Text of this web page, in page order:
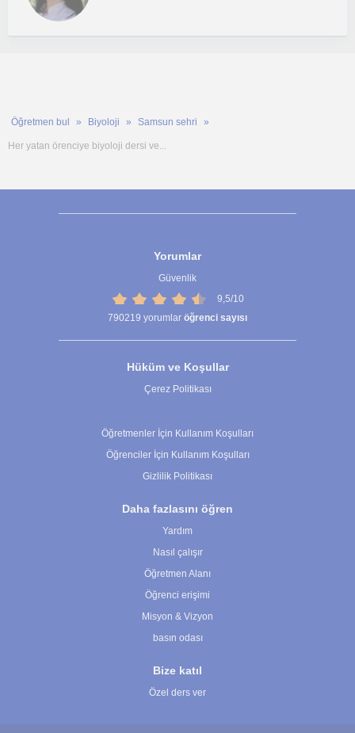
Öğretmen bul Biyoloji Samsun sehri
Her yatan örenciye biyoloji dersi ve...
Yorumlar
Güvenlik
9,5/10
790219 yorumlar öğrenci sayısı
Hüküm ve Koşullar
Çerez Politikası
Öğretmenler İçin Kullanım Koşulları
Öğrenciler İçin Kullanım Koşulları
Gizlilik Politikası
Daha fazlasını öğren
Yardım
Nasıl çalışır
Öğretmen Alanı
Öğrenci erişimi
Misyon & Vizyon
basın odası
Bize katıl
Özel ders ver